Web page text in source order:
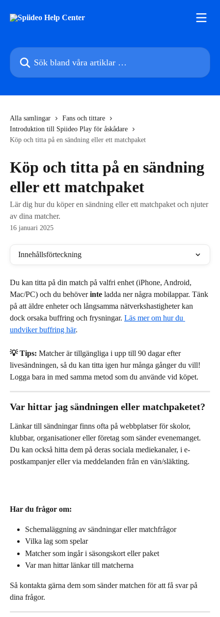
Sök bland våra artiklar …
Alla samlingar
Fans och tittare
Introduktion till Spiideo Play för åskådare
Köp och titta på en sändning eller ett matchpaket
Köp och titta på en sändning
eller ett matchpaket
Lär dig hur du köper en sändning eller ett matchpaket och njuter
av dina matcher.
16 januari 2025
Innehållsförteckning
Du kan titta på din match på valfri enhet (iPhone, Android,
Mac/PC) och du behöver inte ladda ner några mobilappar. Tänk
på att äldre enheter och långsamma nätverkshastigheter kan
dock orsaka buffring och frysningar. Läs mer om hur du
undviker buffring här.
💡 Tips: Matcher är tillgängliga i upp till 90 dagar efter
livesändningen, så du kan titta igen hur många gånger du vill!
Logga bara in med samma metod som du använde vid köpet.
Var hittar jag sändningen eller matchpaketet?
Länkar till sändningar finns ofta på webbplatser för skolor,
klubbar, organisationer eller företag som sänder evenemanget.
Du kan också hitta dem på deras sociala mediekanaler, i e-
postkampanjer eller via meddelanden från en vän/släkting.
Har du frågor om:
Schemaläggning av sändningar eller matchfrågor
Vilka lag som spelar
Matcher som ingår i säsongskort eller paket
Var man hittar länkar till matcherna
Så kontakta gärna dem som sänder matchen för att få svar på
dina frågor.